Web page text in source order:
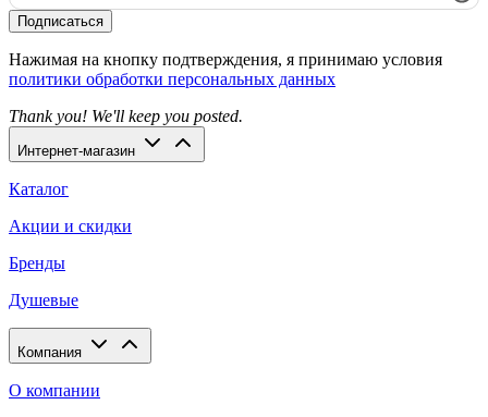
Подписаться
Нажимая на кнопку подтверждения, я принимаю условия
политики обработки персональных данных
Thank you! We'll keep you posted.
Интернет-магазин
Каталог
Акции и скидки
Бренды
Душевые
Компания
О компании